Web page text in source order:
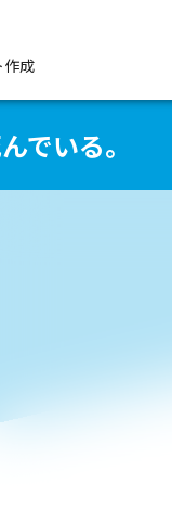
作成
でいる。